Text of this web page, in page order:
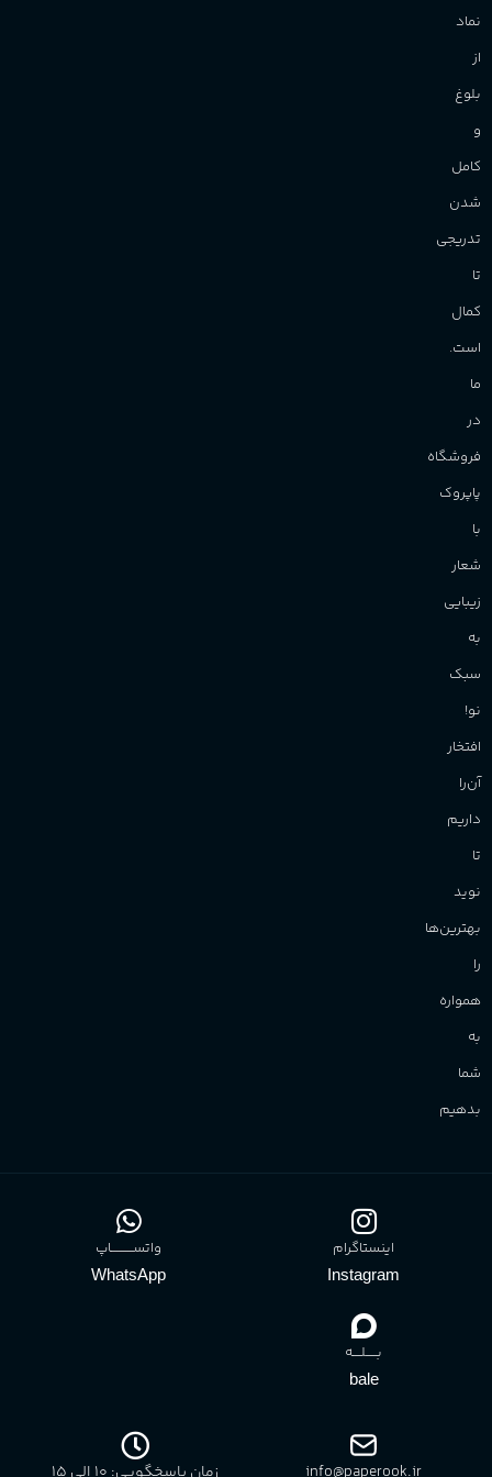
نماد
از
بلوغ
و
کامل
شدن
تدریجی
تا
کمال
است.
ما
در
فروشگاه
پاپروک
با
شعار
زیبایی
به
سبک
نو!
افتخار
آن‌را
داریم
تا
نوید
بهترین‌ها
را
همواره
به
شما
بدهیم
اینستاگرام
Instagram
واتســــــــــاپ
WhatsApp
بـــــلــــه
bale